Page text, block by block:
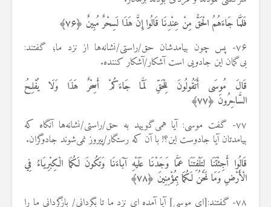
فَلَمَّا جَاءَهُمُ الْحَقُّ مِنْ عِنْدِنَا قَالُوا إِنَّ هَذَا لَسِحْرٌ مُبِينٌ ﴿۷۶﴾
۷۶- پس چون بیامدشان حق/راستی/نشانه‌ها از نزد ما؛ گفتند:
بی‌گمان این جادویی است آشکار/آشکار کننده.
قَالَ مُوسَى أَتَقُولُونَ لِلْحَقِّ لَمَّا جَاءَكُمْ أَسِحْرٌ هَذَا وَلَا يُفْلِحُ
السَّاحِرُونَ ﴿۷۷﴾
۷۷- گفت موسی: آیا همی‌گویید به حق/راستی/نشانه‌ها آنگاه که
بیامدتان آیا جادوست این؟! با آن که رستگار/پیروز نمی‌شوند جادوگران.
قَالُوا أَجِئْتَنَا لِتَلْفِتَنَا عَمَّا وَجَدْنَا عَلَيْهِ آبَاءَنَا وَتَكُونَ لَكُمَا الْكِبْرِيَاءُ فِي
الْأَرْضِ وَمَا نَحْنُ لَكُمَا بِمُؤْمِنِينَ ﴿۷۸﴾
۷۸- گفتند:[ای موسی] آیا آمده ای نزد ما تا بگردانی/ بازگردانی ما را